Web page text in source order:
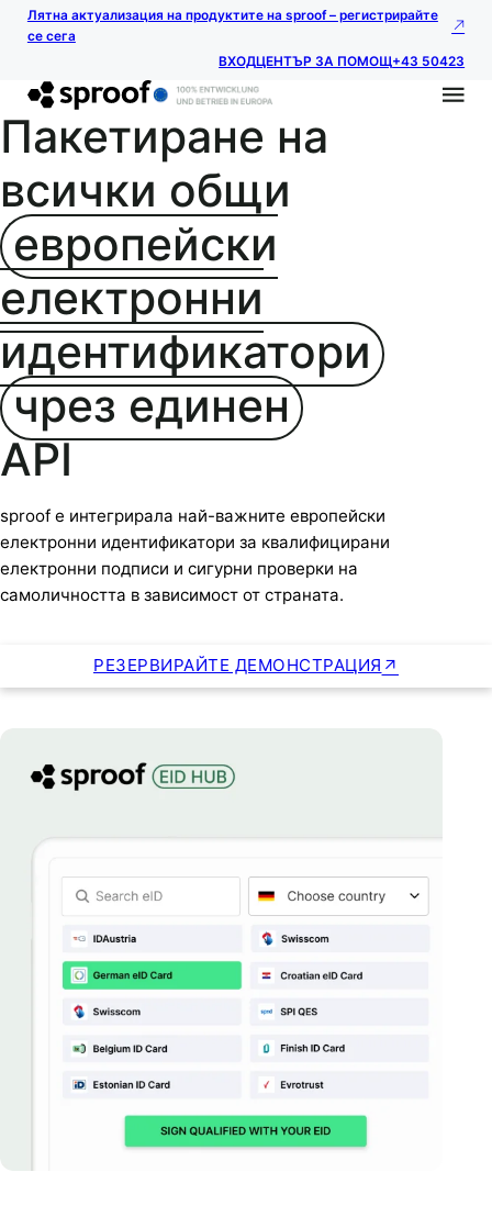
Лятна актуализация на продуктите на sproof – регистрирайте
се сега
ВХОДЦЕНТЪР ЗА ПОМОЩ+43 50423
Пакетиране на
всички общи
европейски
електронни
идентификатори
чрез единен
API
sproof е интегрирала най-важните европейски
електронни идентификатори за квалифицирани
електронни подписи и сигурни проверки на
самоличността в зависимост от страната.
РЕЗЕРВИРАЙТЕ ДЕМОНСТРАЦИЯ